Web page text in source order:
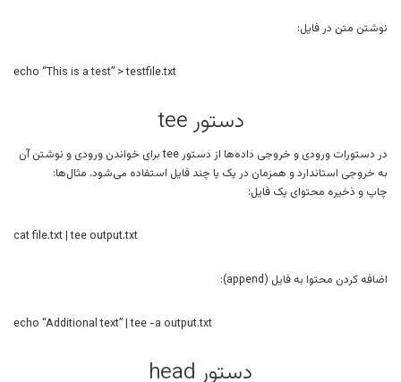
نوشتن متن در فایل:
echo “This is a test” > testfile.txt
دستور tee
در دستورات ورودی و خروجی داده‌ها از دستور tee برای خواندن ورودی و نوشتن آن
به خروجی استاندارد و همزمان در یک یا چند فایل استفاده می‌شود. مثال‌ها:
چاپ و ذخیره محتوای یک فایل:
cat file.txt | tee output.txt
اضافه کردن محتوا به فایل (append):
echo “Additional text” | tee -a output.txt
دستور head